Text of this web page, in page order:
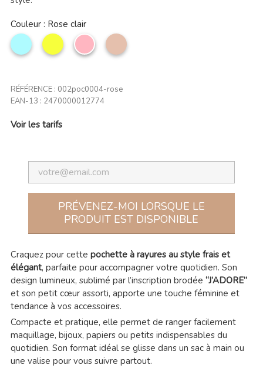
Couleur : Rose clair
Bleu
ciel
Citron
Rose
clair
Taupe
clair
RÉFÉRENCE : 002poc0004-rose
EAN-13 : 2470000012774
Voir les tarifs
PRÉVENEZ-MOI LORSQUE LE
PRODUIT EST DISPONIBLE
Craquez pour cette pochette à rayures au style frais et
élégant, parfaite pour accompagner votre quotidien. Son
design lumineux, sublimé par l’inscription brodée “J’ADORE”
et son petit cœur assorti, apporte une touche féminine et
tendance à vos accessoires.
Compacte et pratique, elle permet de ranger facilement
maquillage, bijoux, papiers ou petits indispensables du
quotidien. Son format idéal se glisse dans un sac à main ou
une valise pour vous suivre partout.